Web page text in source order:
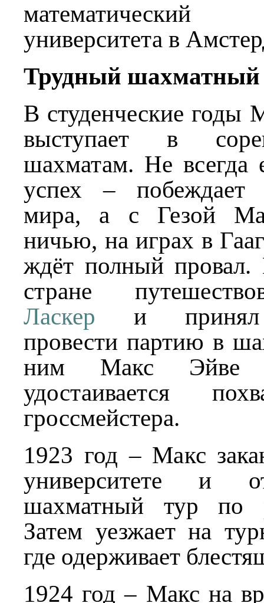
университета в
Трудный шахматный
В студенческие годы
выступает в
шахматам. Не всегда
успех – побеждает
мира, а с Гезой
ничью, на играх в
ждёт полный
стране
Ласкер и принял
провести партию в
ним Макс Эйве
удостаивается
гроссмейстера.
1923 год – Макс
университете и
шахматный тур по
Затем уезжает на
где одерживает
1924 год – Макс на